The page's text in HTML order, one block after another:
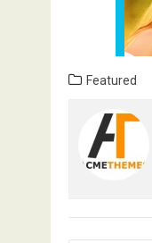
Featured